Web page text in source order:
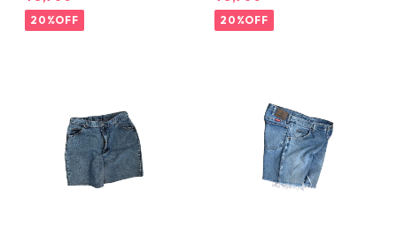
20%OFF 20%OFF